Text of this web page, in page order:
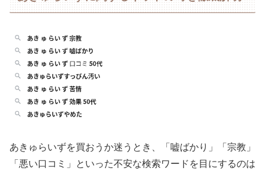
あきゅらいずを買おうか迷うとき、「嘘ばかり」「宗教」
「悪い口コミ」といった不安な検索ワードを目にするのは